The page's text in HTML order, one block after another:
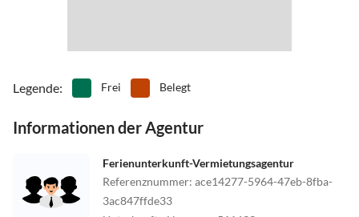
Legende: Frei Belegt
Informationen der Agentur
Ferienunterkunft-Vermietungsagentur
Referenznummer: ace14277-5964-47eb-8fba-
3ac847ffde33